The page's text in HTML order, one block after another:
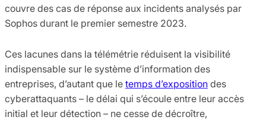
couvre des cas de réponse aux incidents analysés par
Sophos durant le premier semestre 2023.
Ces lacunes dans la télémétrie réduisent la visibilité
indispensable sur le système d’information des
entreprises, d’autant que le temps d’exposition des
cyberattaquants – le délai qui s’écoule entre leur accès
initial et leur détection – ne cesse de décroître,